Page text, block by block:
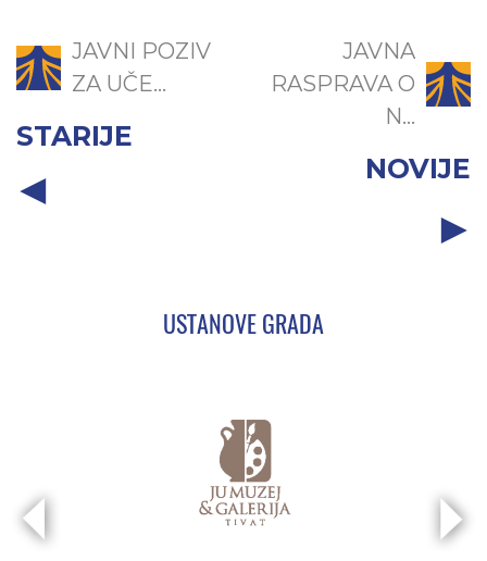
JAVNI POZIV
ZA UČE...
STARIJE
JAVNA
RASPRAVA O
N...
NOVIJE
USTANOVE GRADA